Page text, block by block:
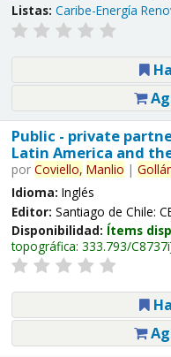
Listas: Caribe-Energía
Public - private
Latin America and
por Coviello, Manlio |
Idioma: Inglés
Editor: Santiago de Chile:
Disponibilidad: Ítems
topográfica: 333.793/C8737i